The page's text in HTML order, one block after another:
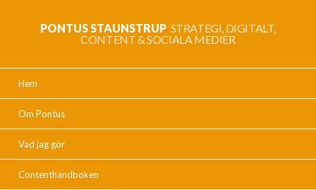
PONTUS STAUNSTRUP STRATEGI, DIGITALT,
CONTENT & SOCIALA MEDIER
Hem
Om Pontus
Vad jag gör
Contenthandboken